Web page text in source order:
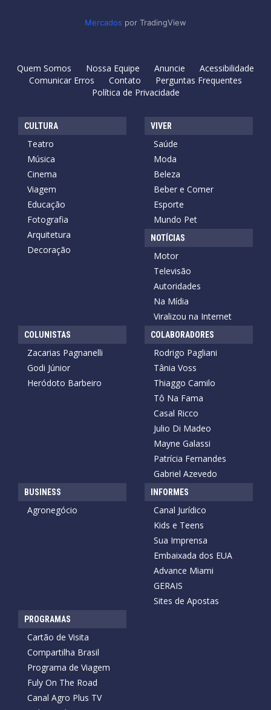
Mercados por TradingView
Quem Somos Nossa Equipe Anuncie
Acessibilidade
Comunicar Erros
Contato
Perguntas Frequentes
Política de Privacidade
CULTURA
Teatro
Música
Cinema
Viagem
Educação
Fotografia
Arquitetura
Decoração
VIVER
Saúde
Moda
Beleza
Beber e Comer
Esporte
Mundo Pet
NOTÍCIAS
Motor
Televisão
Autoridades
Na Mídia
Viralizou na Internet
COLUNISTAS
Zacarias Pagnanelli
Godi Júnior
Heródoto Barbeiro
COLABORADORES
Rodrigo Pagliani
Tânia Voss
Thiaggo Camilo
Tô Na Fama
Casal Ricco
Julio Di Madeo
Mayne Galassi
Patrícia Fernandes
Gabriel Azevedo
BUSINESS
Agronegócio
INFORMES
Canal Jurídico
Kids e Teens
Sua Imprensa
Embaixada dos EUA
Advance Miami
GERAIS
Sites de Apostas
PROGRAMAS
Cartão de Visita
Compartilha Brasil
Programa de Viagem
Fuly On The Road
Canal Agro Plus TV